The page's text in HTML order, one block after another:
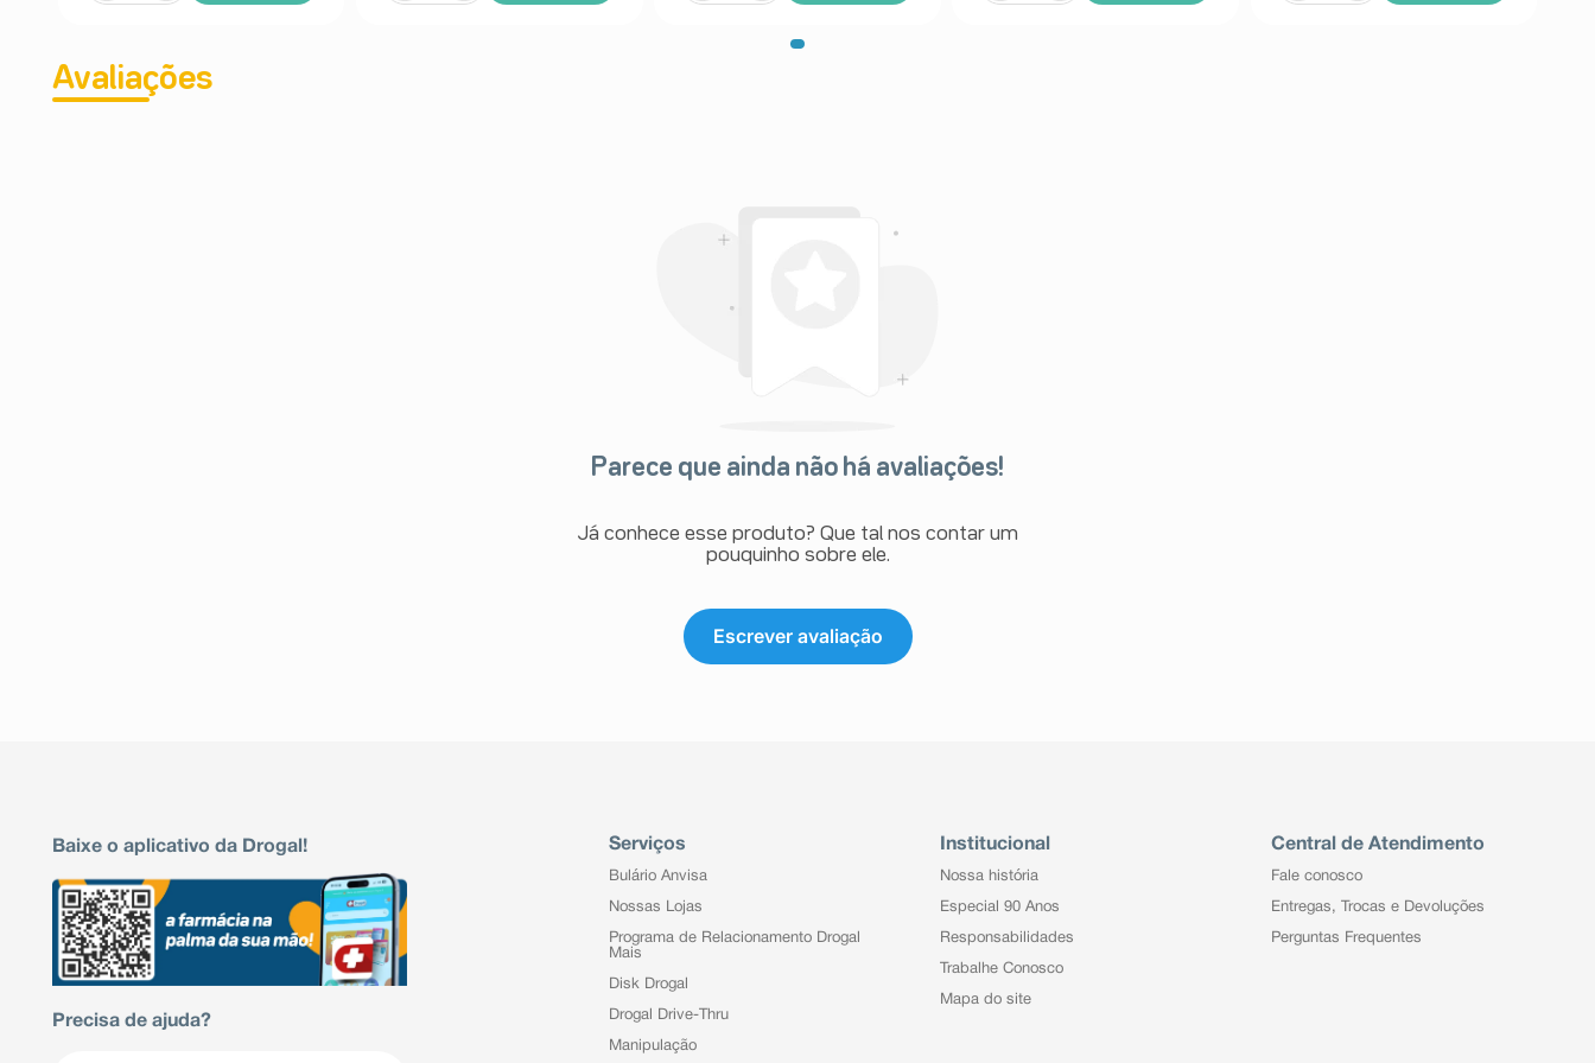
Avaliações
Parece que ainda não há avaliações!
Já conhece esse produto? Que tal nos contar um
pouquinho sobre ele.
Escrever avaliação
Baixe o aplicativo da Drogal!
Precisa de ajuda?
Serviços
Bulário Anvisa
Nossas Lojas
Programa de Relacionamento Drogal
Mais
Disk Drogal
Drogal Drive-Thru
Manipulação
Institucional
Nossa história
Especial 90 Anos
Responsabilidades
Trabalhe Conosco
Mapa do site
Central de Atendimento
Fale conosco
Entregas, Trocas e Devoluções
Perguntas Frequentes